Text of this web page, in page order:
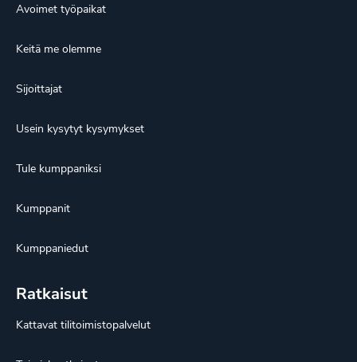
Avoimet työpaikat
Keitä me olemme
Sijoittajat
Usein kysytyt kysymykset
Tule kumppaniksi
Kumppanit
Kumppaniedut
Ratkaisut
Kattavat tilitoimistopalvelut